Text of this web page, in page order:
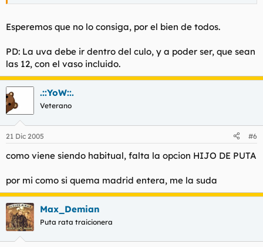
Esperemos que no lo consiga, por el bien de todos.
PD: La uva debe ir dentro del culo, y a poder ser, que sean
las 12, con el vaso incluido.
.::YoW::.
Veterano
21 Dic 2005 #6
como viene siendo habitual, falta la opcion HIJO DE PUTA
por mi como si quema madrid entera, me la suda
Max_Demian
Puta rata traicionera